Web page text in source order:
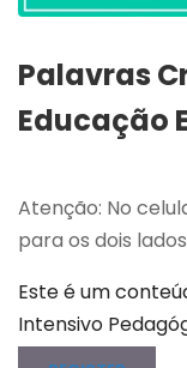
Palavras
Educação
Atenção: No
para os dois
Este é um
Intensivo